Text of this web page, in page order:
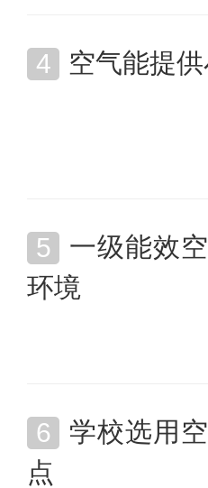
空气能提
一级能效
环境
学校选用
点